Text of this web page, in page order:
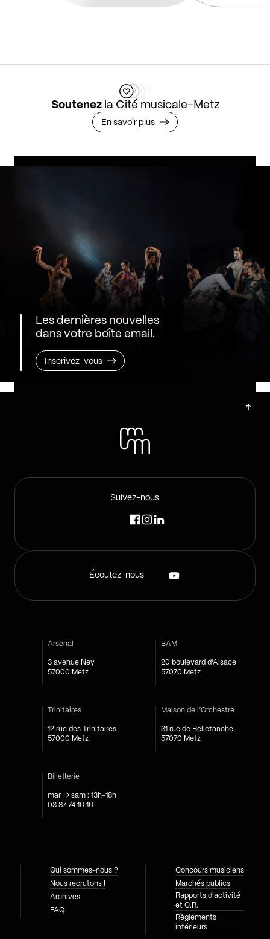
Soutenezla Cité musicale-Metz
En savoir plus
Les dernières nouvelles
dans votre boîte email.
Inscrivez-vous
Suivez-nous
Écoutez-nous
Arsenal
3 avenue Ney
57000 Metz
BAM
20 boulevard d'Alsace
57070 Metz
Trinitaires
12 rue des Trinitaires
57000 Metz
Maison de l’Orchestre
31 rue de Belletanche
57070 Metz
Billetterie
mar → sam : 13h-18h
03 87 74 16 16
Qui sommes-nous ?
Nous recrutons !
Archives
FAQ
Concours musiciens
Marchés publics
Rapports d'activité
et C.R.
Règlements
intérieurs